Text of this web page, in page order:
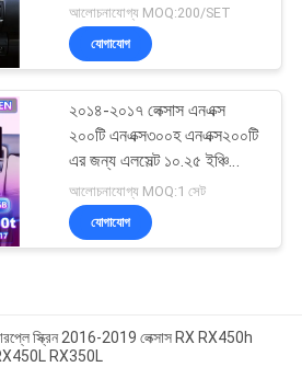
আলোচনাযোগ্য MOQ:200/SET
যোগাযোগ
২০১৪-২০১৭ লেক্সাস এনএক্স
২০০টি এনএক্স৩০০হ এনএক্স২০০টি
এর জন্য এলসেল্ট ১০.২৫ ইঞ্চি
অ্যান্ড্রয়েড কারপ্লে মাল্টিমিডিয়া
স্ক্রিন
আলোচনাযোগ্য MOQ:1 সেট
যোগাযোগ
কারপ্লে স্ক্রিন 2016-2019 লেক্সাস RX RX450h
RX350L